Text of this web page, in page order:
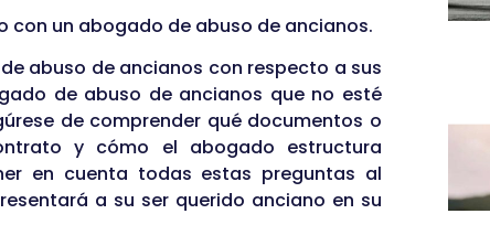
un abogado de abuso de ancianos.
abuso de ancianos con respecto a sus
de abuso de ancianos que no esté
de comprender qué documentos o
y cómo el abogado estructura
en cuenta todas estas preguntas al
a su ser querido anciano en su